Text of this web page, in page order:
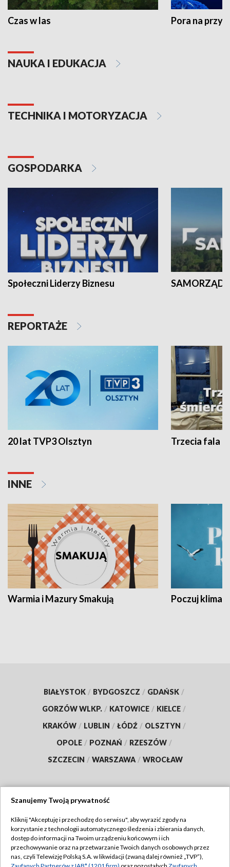
Czas w las Pora na
NAUKA I EDUKACJA
TECHNIKA I MOTORYZACJA
GOSPODARKA
Społeczni Liderzy Biznesu SAMORZĄD
REPORTAŻE
20 lat TVP3 Olsztyn Trzecia fala -
INNE
Warmia i Mazury Smakują Poczuj klimat
BIAŁYSTOK / BYDGOSZCZ / GDAŃSK /
GORZÓW WLKP. / KATOWICE / KIELCE /
KRAKÓW / LUBLIN / ŁÓDŹ / OLSZTYN /
OPOLE / POZNAŃ / RZESZÓW /
SZCZECIN / WARSZAWA / WROCŁAW
TVP
Abonament TVP
Emisja w TVP
Regulamin TVP
Szanujemy Twoją prywatność
Kliknij "Akceptuję i przechodzę do serwisu", aby wyrazić zgody na
korzystanie z technologii automatycznego śledzenia i zbierania danych,
dostęp do informacji na Twoim urządzeniu końcowym i ich
przechowywanie oraz na przetwarzanie Twoich danych osobowych przez
nas, czyli Telewizję Polską S.A. w likwidacji (zwaną dalej również „TVP”),